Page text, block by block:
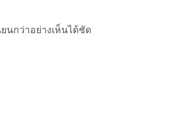
นกว่าอย่างเห็นได้ชัด